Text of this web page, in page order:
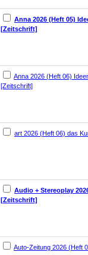
Anna 2026 (Heft 05)
[Zeitschrift]
Anna 2026 (Heft 06)
[Zeitschrift]
art 2026 (Heft 06) das
Audio + Stereoplay
[Zeitschrift]
Auto-Zeitung 2026 (Heft